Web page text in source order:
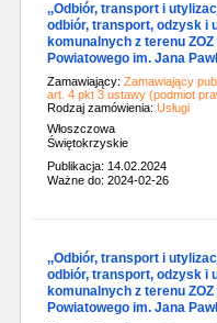
,,Odbiór, transport i
odbiór, transport, odzysk i
komunalnych z terenu
Powiatowego im. Jana
Zamawiający: Zamawiający
art. 4 pkt 3 ustawy (podmiot
Rodzaj zamówienia: Usługi
Włoszczowa
Świętokrzyskie
Publikacja: 14.02.2024
Ważne do: 2024-02-26
,,Odbiór, transport i
odbiór, transport, odzysk i
komunalnych z terenu
Powiatowego im. Jana